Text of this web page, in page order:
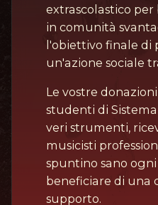
extrascolastico
in comunità
l'obiettivo finale di
un'azione sociale
Le vostre
studenti di
veri strumenti,
musicisti
spuntino sano
beneficiare di una
supporto.